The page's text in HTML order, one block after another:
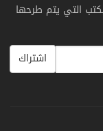
التي يتم طرحها
اشتراك